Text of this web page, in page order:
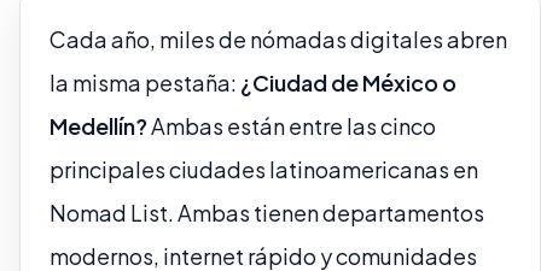
Cada año, miles de nómadas digitales abren
la misma pestaña: ¿Ciudad de México o
Medellín?Ambas están entre las cinco
principales ciudades latinoamericanas en
Nomad List. Ambas tienen departamentos
modernos, internet rápido y comunidades